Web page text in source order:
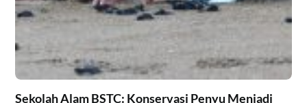
Sekolah Alam BSTC: Konservasi Penyu Menjadi